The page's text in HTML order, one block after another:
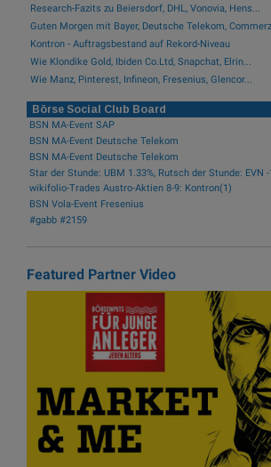
Research-Fazits zu Beiersdorf, DHL, Vonovia, Hens...
Guten Morgen mit Bayer, Deutsche Telekom,
Kontron - Auftragsbestand auf Rekord-Niveau
Wie Klondike Gold, Ibiden Co.Ltd, Snapchat, Elrin...
Wie Manz, Pinterest, Infineon, Fresenius, Glencor...
Börse Social Club Board
BSN MA-Event SAP
BSN MA-Event Deutsche Telekom
BSN MA-Event Deutsche Telekom
Star der Stunde: UBM 1.33%, Rutsch der Stunde: EVN -
wikifolio-Trades Austro-Aktien 8-9: Kontron(1)
BSN Vola-Event Fresenius
#gabb #2159
Featured Partner Video